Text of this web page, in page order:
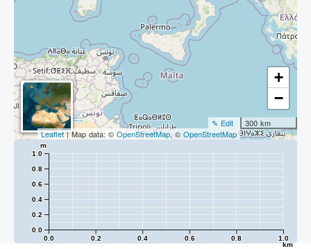
+
−
300 km
✎ Edit
Leaflet| Map data: © OpenStreetMap, © OpenStreetMap
0.0 0.2 0.4 0.6 0.8 1.0
km
0.0
0.2
0.4
0.6
0.8
1.0
m